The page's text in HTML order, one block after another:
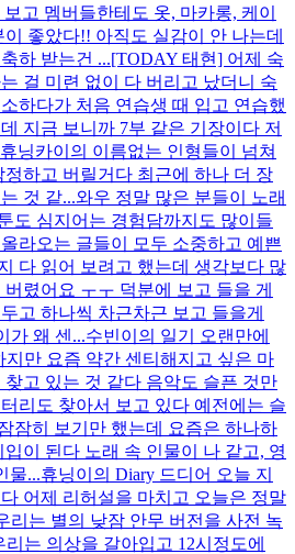
고 멤버들한테도 옷, 마카롱, 케이
좋았다!! 아직도 실감이 안 나는데
하 받는건 ...[TODAY 태현] 어제 숙
걸 미련 없이 다 버리고 났더니 숙
하다가 처음 연습생 때 입고 연습했
지금 보니까 7부 같은 기장이다 저
닝카이의 이름없는 인형들이 넘쳐
하고 버릴거다 최근에 하나 더 장
것 같...와우 정말 많은 분들이 노래
도 심지어는 경험담까지도 많이들
라오는 글들이 모두 소중하고 예쁜
다 읽어 보려고 했는데 생각보다 많
렸어요 ㅜㅜ 덕분에 보고 들을 게
고 하나씩 차근차근 보고 들을게
가 왜 센...수빈이의 일기 오랜만에
만 요즘 약간 센티해지고 싶은 마
고 있는 것 같다 음악도 슬픈 것만
리도 찾아서 보고 있다 예전에는 슬
잠히 보기만 했는데 요즘은 하나하
이 된다 노래 속 인물이 나 같고, 영
물...휴닝이의 Diary 드디어 오늘 지
어제 리허설을 마치고 오늘은 정말
리는 별의 낮잠 안무 버전을 사전 녹
는 의상을 갈아입고 12시정도에